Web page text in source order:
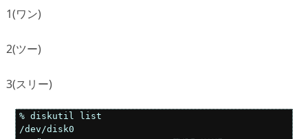
1(ワン)
2(ツー)
3(スリー)
% diskutil list
/dev/disk0